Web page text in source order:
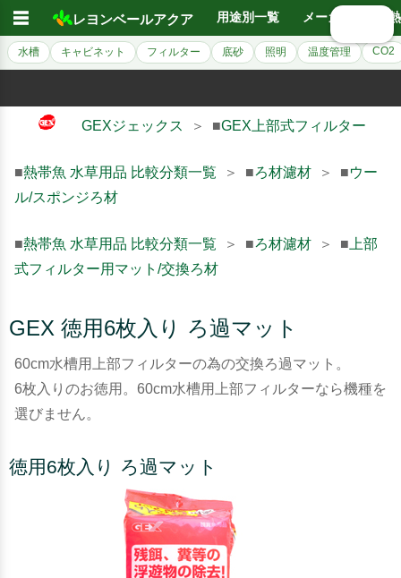
☰ レヨンベールアクア 用途別一覧 メーカー別
水槽 キャビネット フィルター 底砂 照明 温度管理 CO2
GEXジェックス ＞ ■GEX上部式フィルター
■熱帯魚 水草用品 比較分類一覧 ＞ ■ろ材濾材 ＞ ■ウー
ル/スポンジろ材
■熱帯魚 水草用品 比較分類一覧 ＞ ■ろ材濾材 ＞ ■ 上部
式フィルター用マット/交換ろ材
GEX 徳用6枚入り ろ過マット
60cm水槽用上部フィルターの為の交換ろ過マット。
6枚入りのお徳用。60cm水槽用上部フィルターなら機種を
選びません。
徳用6枚入り ろ過マット